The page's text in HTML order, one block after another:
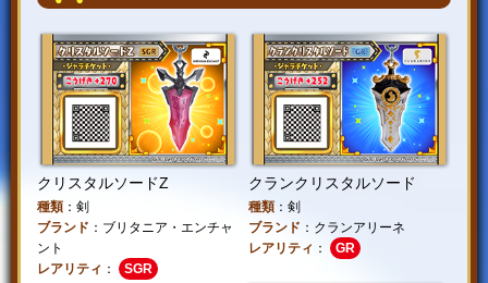
ビジネスのお客様
閉じる
クリスタルソードZ
種類 ：剣
ブランド ：ブリタニア・エンチャ
ント
レアリティ ： SGR
クランクリスタルソード
種類：剣
ブランド ：クランアリーネ
レアリティ ： GR